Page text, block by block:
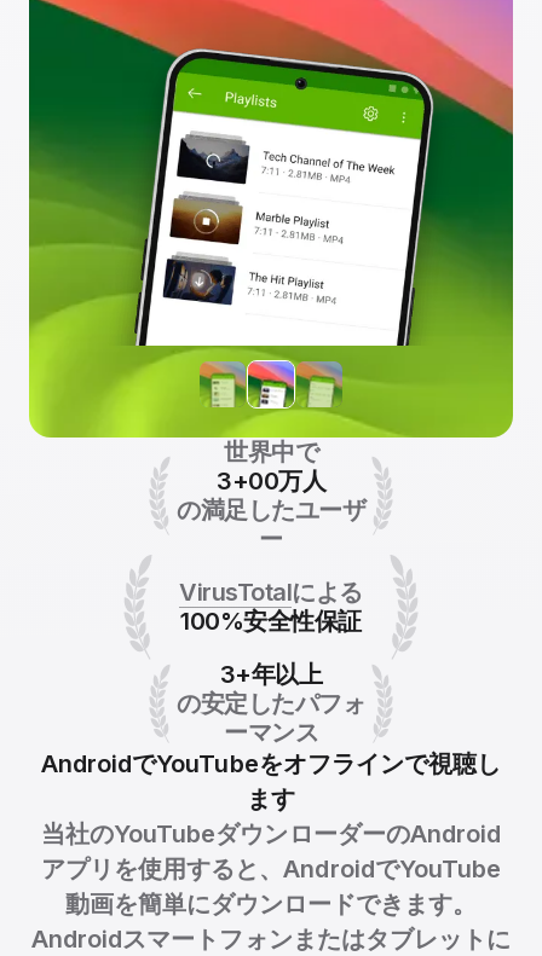
世界中で
3+00万人
の満足したユーザ
ー
VirusTotalによる
100%安全性保証
3+年以上
の安定したパフォ
ーマンス
AndroidでYouTubeをオフラインで視聴し
ます
当社のYouTubeダウンローダーのAndroid
アプリを使用すると、AndroidでYouTube
動画を簡単にダウンロードできます。
Androidスマートフォンまたはタブレットに